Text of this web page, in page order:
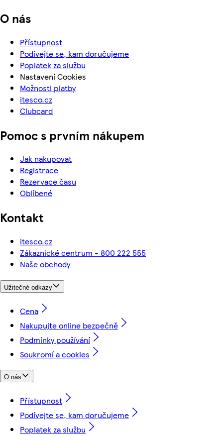
O nás
Přístupnost
Podívejte se, kam doručujeme
Poplatek za službu
Nastavení Cookies
Možnosti platby
itesco.cz
Clubcard
Pomoc s prvním nákupem
Jak nakupovat
Registrace
Rezervace času
Oblíbené
Kontakt
itesco.cz
Zákaznické centrum - 800 222 555
Naše obchody
Užitečné odkazy
Cena
Nakupujte online bezpečně
Podmínky používání
Soukromí a cookies
O nás
Přístupnost
Podívejte se, kam doručujeme
Poplatek za službu